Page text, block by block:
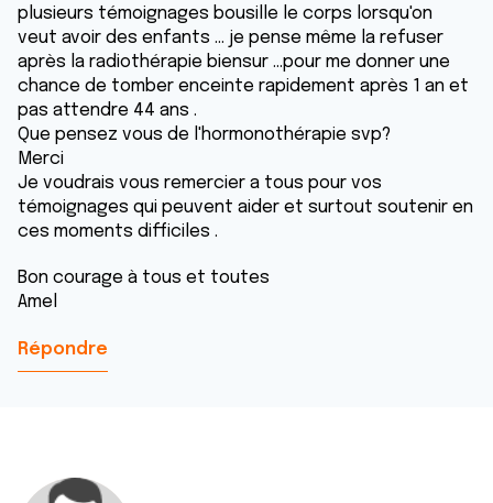
plusieurs témoignages bousille le corps lorsqu'on
veut avoir des enfants ... je pense même la refuser
après la radiothérapie biensur ...pour me donner une
chance de tomber enceinte rapidement après 1 an et
pas attendre 44 ans .
Que pensez vous de l'hormonothérapie svp?
Merci
Je voudrais vous remercier a tous pour vos
témoignages qui peuvent aider et surtout soutenir en
ces moments difficiles .
Bon courage à tous et toutes
Amel
Répondre